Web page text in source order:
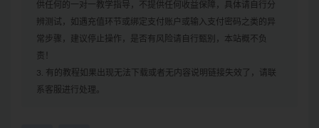
供任何的一对一教学指导，不提供任何收益保障，具体请自行分
辨测试，如遇充值环节或绑定支付账户或输入支付密码之类的异
常步骤，建议停止操作，是否有风险请自行甄别，本站概不负
责！
3. 有的教程如果出现无法下载或者无内容说明链接失效了，请联
系客服进行处理。